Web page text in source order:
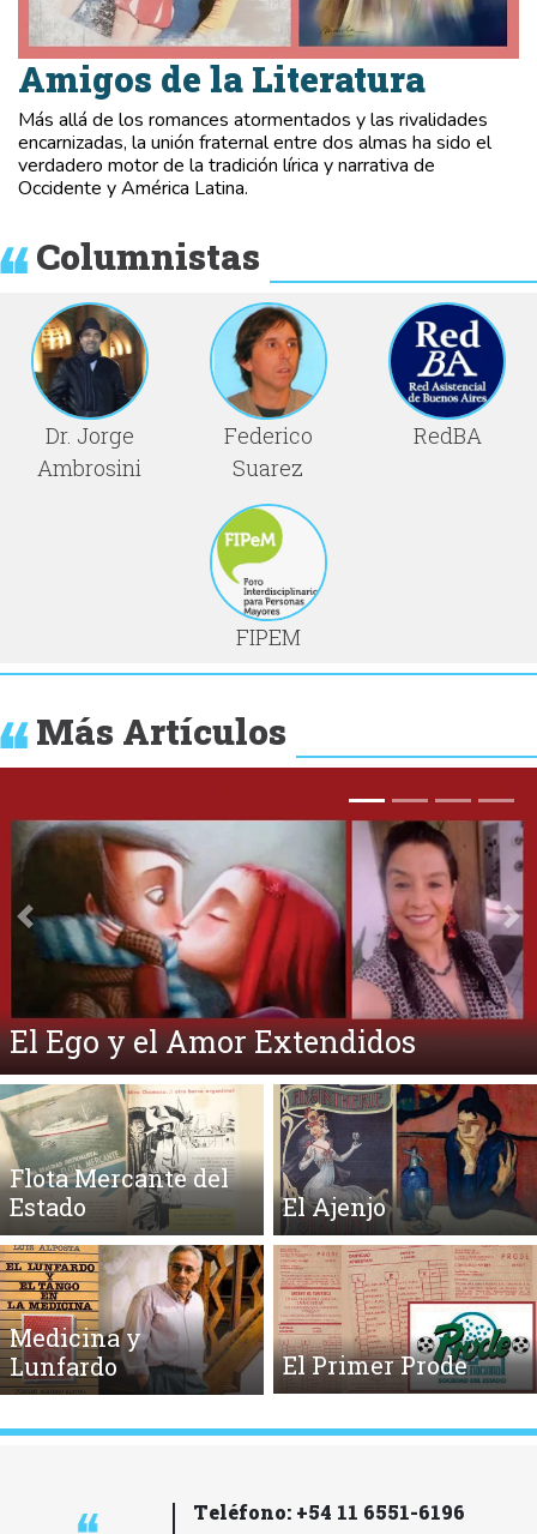
Amigos de la Literatura
Más allá de los romances atormentados y las rivalidades
encarnizadas, la unión fraternal entre dos almas ha sido el
verdadero motor de la tradición lírica y narrativa de
Occidente y América Latina.
Columnistas
Dr. Jorge
Ambrosini
Federico
Suarez
RedBA
FIPEM
Más Artículos
¿Qué es la Ecpatía?
Anterior
Flota Mercante del
Estado
El Ajenjo
Medicina y
Lunfardo
El Primer Prode
Teléfono: +54 11 6551-6196